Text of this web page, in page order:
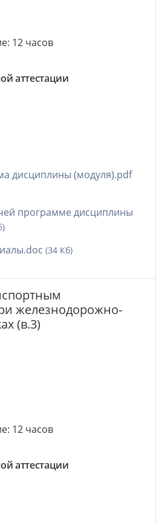
12 часов
аттестации
дисциплины (модуля).pdf
программе дисциплины
(34 Кб)
железнодорожно-
(в.3)
12 часов
аттестации